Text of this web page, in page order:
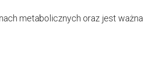
metabolicznych oraz jest ważna